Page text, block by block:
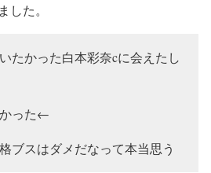
した。
たかった白本彩奈cに会えたし
った←
ブスはダメだなって本当思う